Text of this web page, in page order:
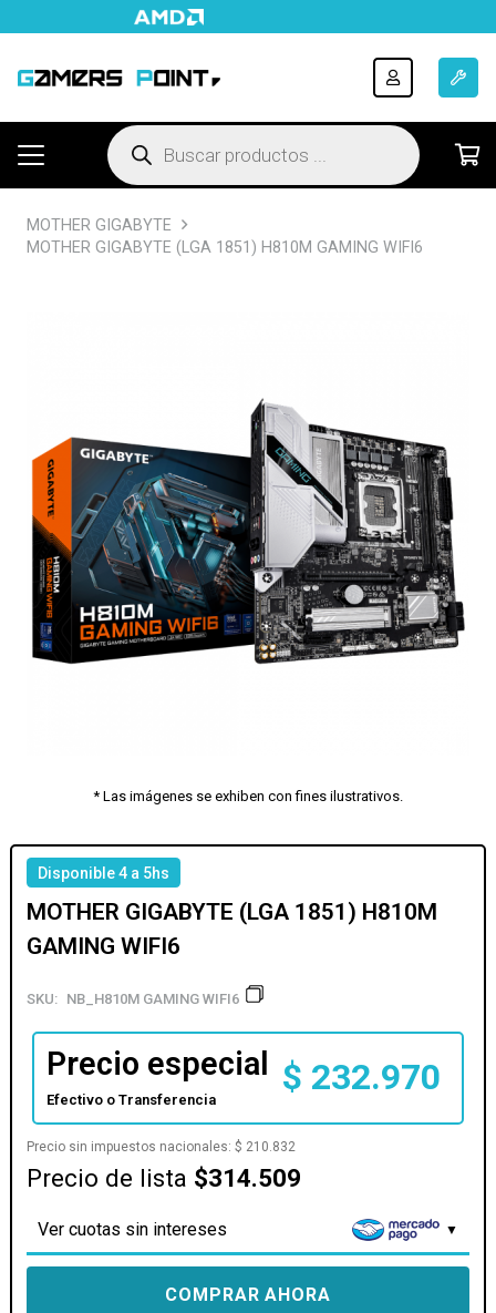
Búsqueda
de
productos
MOTHER GIGABYTE
MOTHER GIGABYTE (LGA 1851) H810M GAMING WIFI6
* Las imágenes se exhiben con fines ilustrativos.
Disponible 4 a 5hs
MOTHER GIGABYTE (LGA 1851) H810M
GAMING WIFI6
SKU: NB_H810M GAMING WIFI6
Precio especial
Efectivo o Transferencia
$ 232.970
Precio sin impuestos nacionales:$ 210.832
Precio de lista $314.509
Ver cuotas sin intereses
COMPRAR AHORA